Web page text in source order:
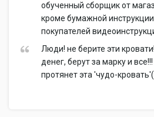
обученный сборщик от
кроме бумажной
покупателей
Люди! не берите эти
денег, берут за марку и
протянет эта 'чудо-